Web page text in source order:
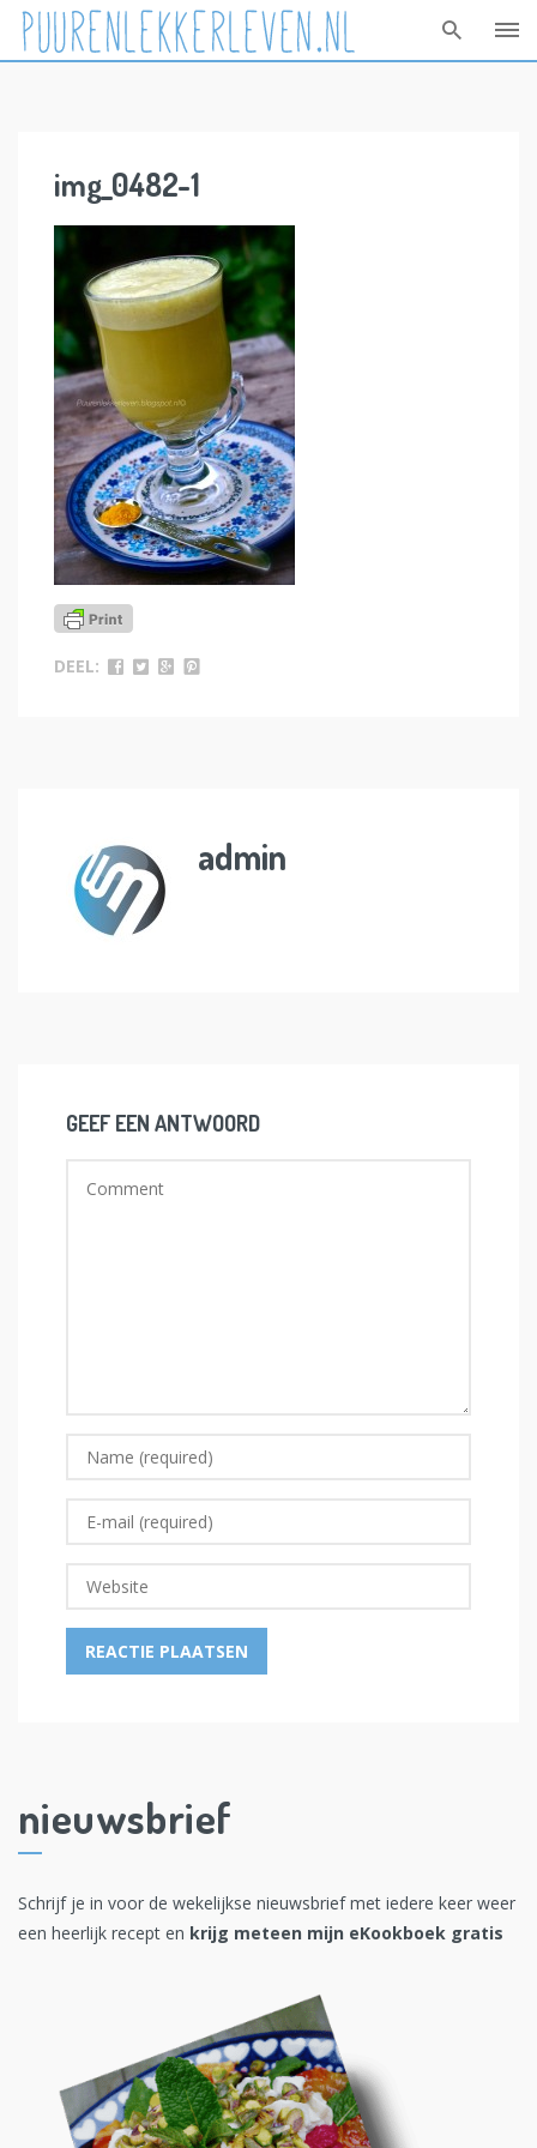
img_0482-1
DEEL:
admin
GEEF EEN ANTWOORD
nieuwsbrief
Schrijf je in voor de wekelijkse nieuwsbrief met iedere keer weer
een heerlijk recept en krijg meteen mijn eKookboek gratis